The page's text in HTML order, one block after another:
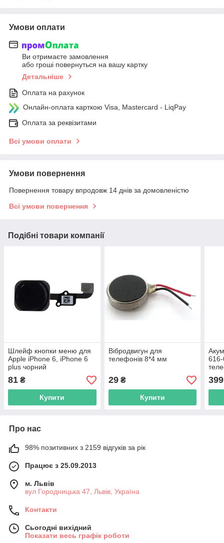
Умови оплати
Ви отримаєте замовлення
або гроші повернуться на вашу картку
Детальніше
Оплата на рахунок
Онлайн-оплата карткою Visa, Mastercard - LiqPay
Оплата за реквізитами
Всі умови оплати
Умови повернення
Повернення товару впродовж 14 днів за домовленістю
Всі умови повернення
Подібні товари компанії
Шлейф кнопки меню для
Apple iPhone 6, iPhone 6
plus чорний
81 ₴
Купити
Вібродвигун для
телефонів 8*4 мм
29₴
Купити
616-
399
Про нас
98% позитивних з 2159 відгуків за рік
Працює з 25.09.2013
м. Львів
вул Городницька 47, Львів, Україна
Контакти
Сьогодні вихідний
Показати весь графік роботи